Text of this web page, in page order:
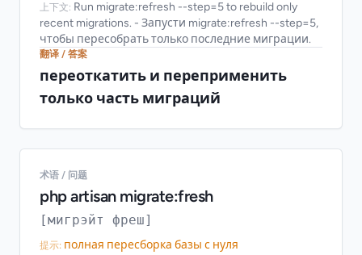
上下文: Run migrate:refresh --step=5 to rebuild only
recent migrations. - Запусти migrate:refresh --step=5,
чтобы пересобрать только последние миграции.
翻译 / 答案
переоткатить и переприменить
только часть миграций
术语 / 问题
php artisan migrate:fresh
[мигрэйт фреш]
提示: полная пересборка базы с нуля